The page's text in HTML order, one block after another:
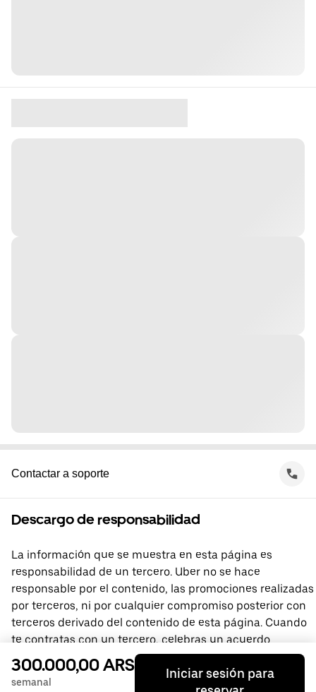
Contactar a soporte
Descargo de responsabilidad
La información que se muestra en esta página es
responsabilidad de un tercero. Uber no se hace
responsable por el contenido, las promociones realizadas
por terceros, ni por cualquier compromiso posterior con
terceros derivado del contenido de esta página. Cuando
te contratas con un tercero, celebras un acuerdo
directamente con él, del que Uber no forma parte. Si
tienes preguntas, comunícate directamente con el
300.000,00 ARS
semanal
Iniciar sesión para